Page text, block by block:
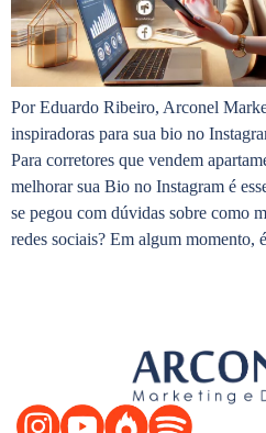
Por Eduardo Ribeiro, Arconel
inspiradoras para sua bio no
Para corretores que vendem
melhorar sua Bio no Instagram é
se pegou com dúvidas sobre como
redes sociais? Em algum